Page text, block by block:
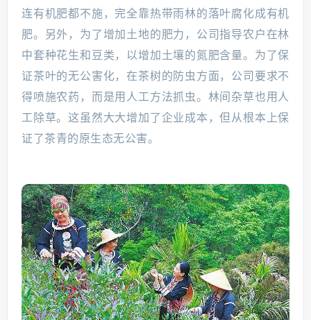
连有机肥都不施，完全靠热带雨林的落叶腐化成有机
肥。另外，为了增加土地的肥力，公司指导农户在林
中套种花生和豆类，以增加土壤的氮肥含量。为了保
证茶叶的无公害化，在茶树的防虫方面，公司要求不
得喷施农药，而是用人工方法抓虫。林间杂草也用人
工除草。这虽然大大增加了企业成本，但从根本上保
证了茶青的原生态无公害。